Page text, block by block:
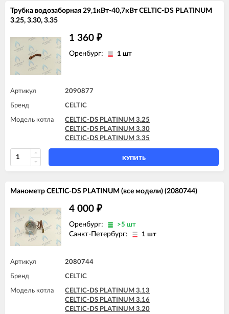
Трубка водозаборная 29,1кВт-40,7кВт CELTIC-DS PLATINUM
3.25, 3.30, 3.35
1 360 ₽
Оренбург: 1 шт
Артикул 2090877
Бренд CELTIC
Модель котла
CELTIC-DS PLATINUM 3.25
CELTIC-DS PLATINUM 3.30
CELTIC-DS PLATINUM 3.35
КУПИТЬ
Манометр CELTIC-DS PLATINUM (все модели) (2080744)
4 000 ₽
Оренбург: >5 шт
Санкт-Петербург: 1 шт
Артикул 2080744
Бренд CELTIC
Модель котла
CELTIC-DS PLATINUM 3.13
CELTIC-DS PLATINUM 3.16
CELTIC-DS PLATINUM 3.20